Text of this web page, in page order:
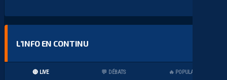
L’INFO EN CONTINU
🔴 LIVE 💬 DÉBATS 🔥 POPULAIRES